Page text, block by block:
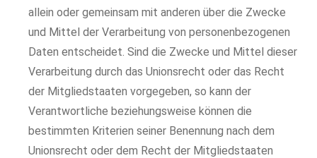
allein oder gemeinsam mit anderen über die Zwecke
und Mittel der Verarbeitung von personenbezogenen
Daten entscheidet. Sind die Zwecke und Mittel dieser
Verarbeitung durch das Unionsrecht oder das Recht
der Mitgliedstaaten vorgegeben, so kann der
Verantwortliche beziehungsweise können die
bestimmten Kriterien seiner Benennung nach dem
Unionsrecht oder dem Recht der Mitgliedstaaten